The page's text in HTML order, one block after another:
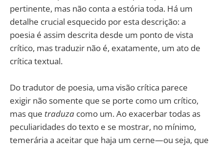
pertinente, mas não conta a estória toda. Há um
detalhe crucial esquecido por esta descrição: a
poesia é assim descrita desde um ponto de vista
crítico, mas traduzir não é, exatamente, um ato de
crítica textual.
Do tradutor de poesia, uma visão crítica parece
exigir não somente que se porte como um crítico,
mas que traduza como um. Ao exacerbar todas as
peculiaridades do texto e se mostrar, no mínimo,
temerária a aceitar que haja um cerne—ou seja, que